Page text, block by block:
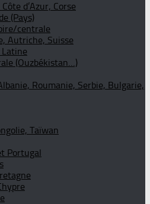
d’Azur, Corse
(Pays)
centrale
Autriche, Suisse
(Ouzbékistan…)
Roumanie, Serbie, Bulgarie,
Taïwan
Portugal